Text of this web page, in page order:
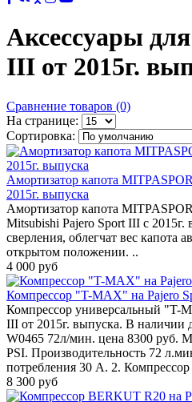
Аксессуары
III от 2015г.
Сравнение товаров (0)
На странице:
Сортировка:
Амортизатор капота
2015г. выпуска
Амортизатор капота
Mitsubishi Pajero Sport III с 2015г.
сверления, облегчат вес капота
открытом положении. ..
4 000 руб
Компрессор "T-MAX" на Pajero
Компрессор универсальный "T-
III от 2015г. выпуска. В наличии
W0465 72л/мин. цена 8300 руб.
PSI. Производительность 72
потребления 30 А. 2.
8 300 руб